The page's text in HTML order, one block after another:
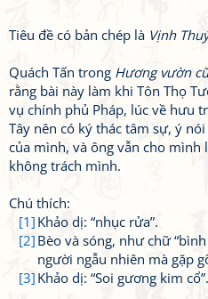
Tiêu đề có bản chép là Vịnh
Quách Tấn trong Hương vườn cũ
rằng bài này làm khi Tôn Thọ
vụ chính phủ Pháp, lúc về hưu
Tây nên có ký thác tâm sự, ý
của mình, và ông vẫn cho
không trách mình.
Chú thích:
[1] Khảo dị: “nhục rửa”.
[2] Bèo và sóng, như chữ
người ngẫu nhiên mà gặp
[3] Khảo dị: “Soi gương kim cổ”.